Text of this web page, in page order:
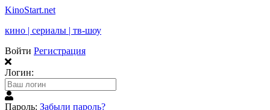
KinoStart.net
кино | сериалы | тв-шоу
Войти Регистрация
Логин:
Пароль: Забыли пароль?